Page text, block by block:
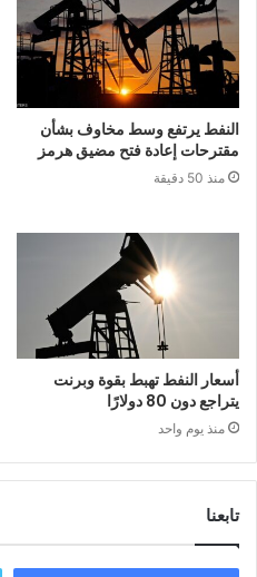
النفط يرتفع وسط مخاوف بشأن
مقترحات إعادة فتح مضيق هرمز
منذ 50 دقيقة
أسعار النفط تهبط بقوة وبرنت
يتراجع دون 80 دولارًا
منذ يوم واحد
تابعنا